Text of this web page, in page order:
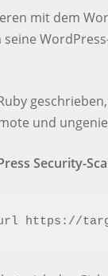
mit dem
seine
und
Security-
url https://